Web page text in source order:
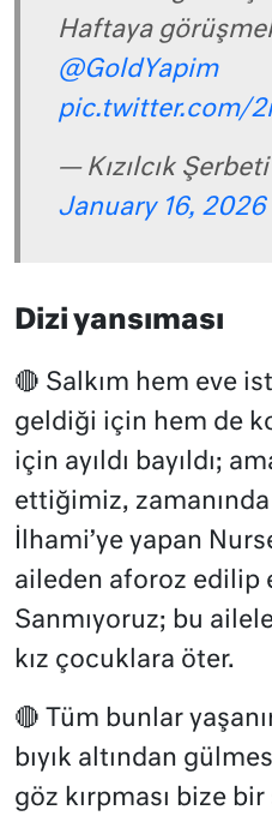
Haftaya
@GoldYapim
pic.twitter.com/
— Kızılcık
January 16, 2026
Dizi yansıması
🔴 Salkım hem eve
geldiği için hem de
için ayıldı bayıldı;
ettiğimiz,
İlhami’ye yapan
aileden aforoz edilip
Sanmıyoruz; bu
kız çocuklara öter.
🔴 Tüm bunlar
bıyık altından
göz kırpması bize